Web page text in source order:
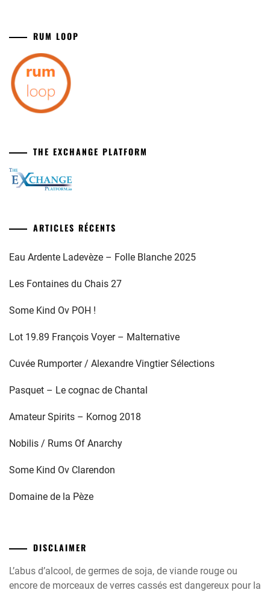
RUM LOOP
THE EXCHANGE PLATFORM
ARTICLES RÉCENTS
Eau Ardente Ladevèze – Folle Blanche 2025
Les Fontaines du Chais 27
Some Kind Ov POH !
Lot 19.89 François Voyer – Malternative
Cuvée Rumporter / Alexandre Vingtier Sélections
Pasquet – Le cognac de Chantal
Amateur Spirits – Kornog 2018
Nobilis / Rums Of Anarchy
Some Kind Ov Clarendon
Domaine de la Pèze
DISCLAIMER
L’abus d’alcool, de germes de soja, de viande rouge ou
encore de morceaux de verres cassés est dangereux pour la